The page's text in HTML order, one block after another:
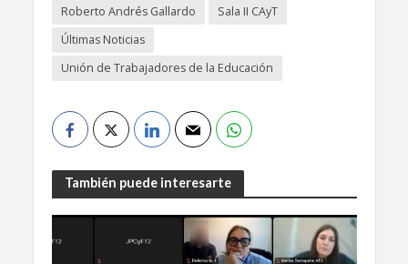
Roberto Andrés Gallardo
Sala II CAyT
Últimas Noticias
Unión de Trabajadores de la Educación
También puede interesarte